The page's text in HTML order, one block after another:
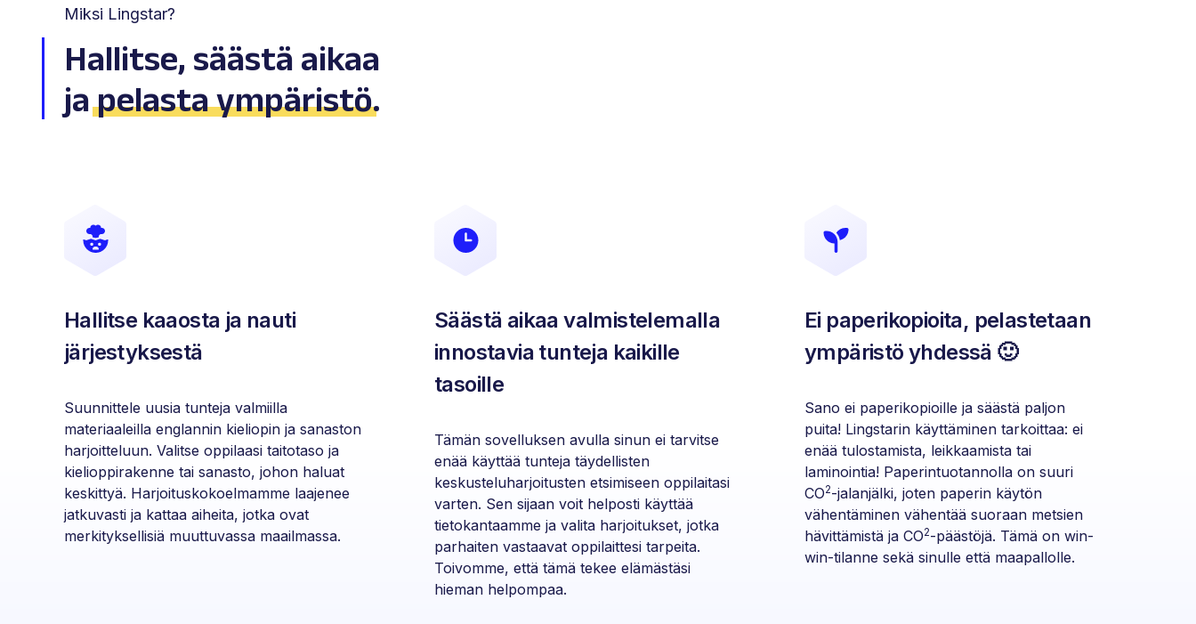
Miksi Lingstar?
Hallitse, säästä aikaa
japelasta ympäristö.
Hallitse kaaosta ja nauti
järjestyksestä
Suunnittele uusia tunteja valmiilla
materiaaleilla englannin kieliopin ja sanaston
harjoitteluun. Valitse oppilaasi taitotaso ja
kielioppirakenne tai sanasto, johon haluat
keskittyä. Harjoituskokoelmamme laajenee
jatkuvasti ja kattaa aiheita, jotka ovat
merkityksellisiä muuttuvassa maailmassa.
Säästä aikaa valmistelemalla
innostavia tunteja kaikille
tasoille
Tämän sovelluksen avulla sinun ei tarvitse
enää käyttää tunteja täydellisten
keskusteluharjoitusten etsimiseen oppilaitasi
varten. Sen sijaan voit helposti käyttää
tietokantaamme ja valita harjoitukset, jotka
parhaiten vastaavat oppilaittesi tarpeita.
Toivomme, että tämä tekee elämästäsi
hieman helpompaa.
Ei paperikopioita, pelastetaan
ympäristö yhdessä 🙂
Sano ei paperikopioille ja säästä paljon
puita! Lingstarin käyttäminen tarkoittaa: ei
enää tulostamista, leikkaamista tai
laminointia! Paperintuotannolla on suuri
CO2-jalanjälki, joten paperin käytön
vähentäminen vähentää suoraan metsien
hävittämistä ja CO2-päästöjä. Tämä on win-
win-tilanne sekä sinulle että maapallolle.